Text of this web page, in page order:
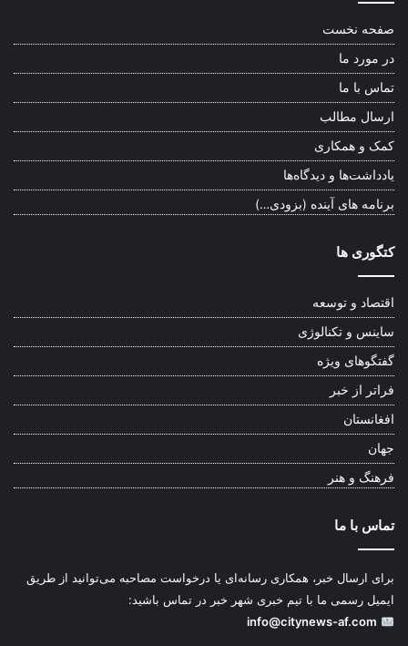
صفحه نخست
در مورد ما
تماس با ما
ارسال مطالب
کمک و همکاری
یادداشت‌ها و دیدگاه‌ها
برنامه های آینده (بزودی…)
کتگوری ها
اقتصاد و توسعه
ساینس و تکنالوژی
گفتگوهای ویژه
فراتر از خبر
افغانستان
جهان
فرهنگ و هنر
تماس با ما
برای ارسال خبر، همکاری رسانه‌ای یا درخواست مصاحبه می‌توانید از طریق
ایمیل رسمی ما با تیم خبری شهر خبر در تماس باشید:
info@citynews-af.com